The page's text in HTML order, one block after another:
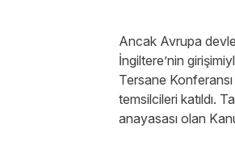
Ancak Avrupa
İngiltere’nin
Tersane
temsilcileri katıldı.
anayasası olan